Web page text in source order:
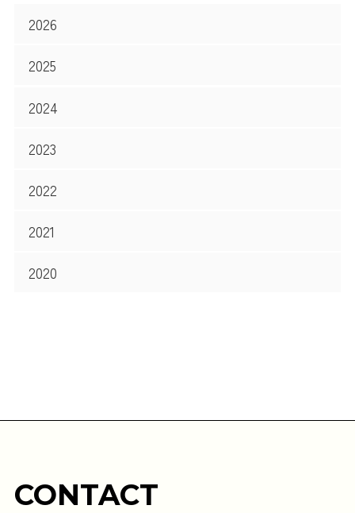
2026
2025
2024
2023
2022
2021
2020
CONTACT